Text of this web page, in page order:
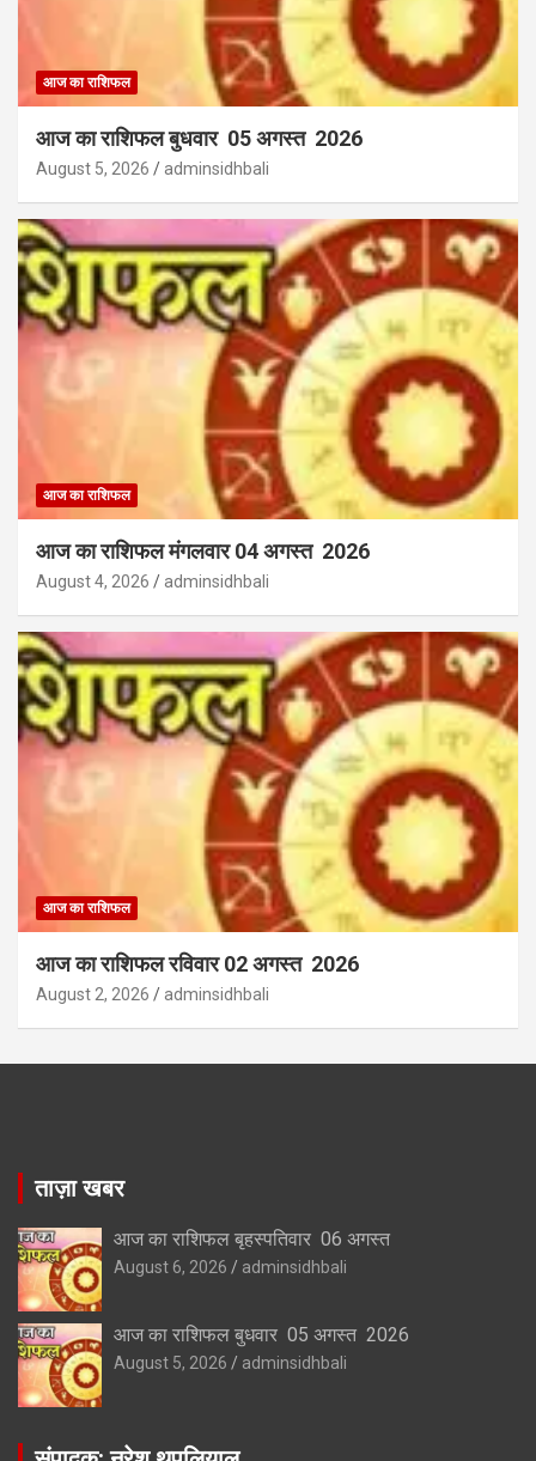
आज का राशिफल
आज का राशिफल बुधवार 05 अगस्त 2026
August 5, 2026 adminsidhbali
आज का राशिफल
आज का राशिफल मंगलवार 04 अगस्त 2026
August 4, 2026 adminsidhbali
आज का राशिफल
आज का राशिफल रविवार 02 अगस्त 2026
August 2, 2026 adminsidhbali
ताज़ा खबर
आज का राशिफल बृहस्पतिवार 06 अगस्त
August 6, 2026 adminsidhbali
आज का राशिफल बुधवार 05 अगस्त 2026
August 5, 2026 adminsidhbali